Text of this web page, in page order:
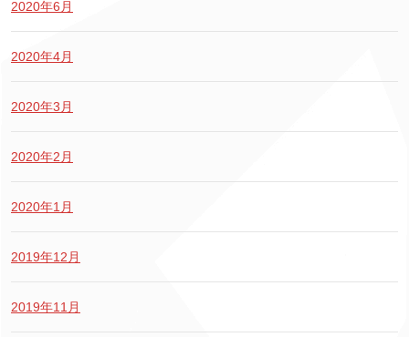
2020年6月
2020年4月
2020年3月
2020年2月
2020年1月
2019年12月
2019年11月